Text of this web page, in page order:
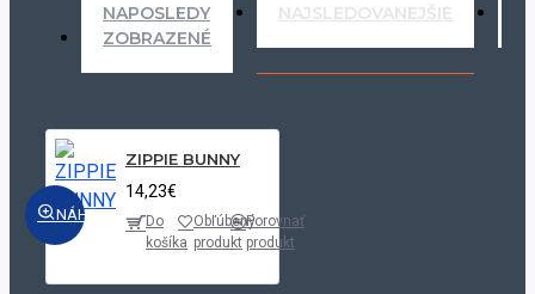
NAPOSLEDY
ZOBRAZENÉ
NAJSLEDOVANEJŠIE
NÁHĽAD
ZIPPIE BUNNY
14,23€
Do
košíka
Obľúbený
produkt
Porovnať
produkt